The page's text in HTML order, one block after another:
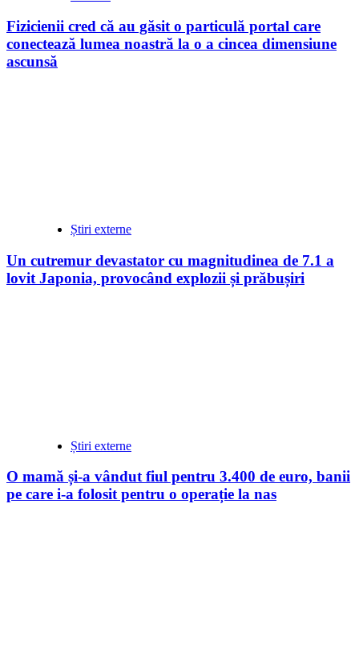
Fizicienii cred că au găsit o particulă portal care
conectează lumea noastră la o a cincea dimensiune
ascunsă
Știri externe
Un cutremur devastator cu magnitudinea de 7.1 a
lovit Japonia, provocând explozii și prăbușiri
Știri externe
O mamă și-a vândut fiul pentru 3.400 de euro, banii
pe care i-a folosit pentru o operație la nas